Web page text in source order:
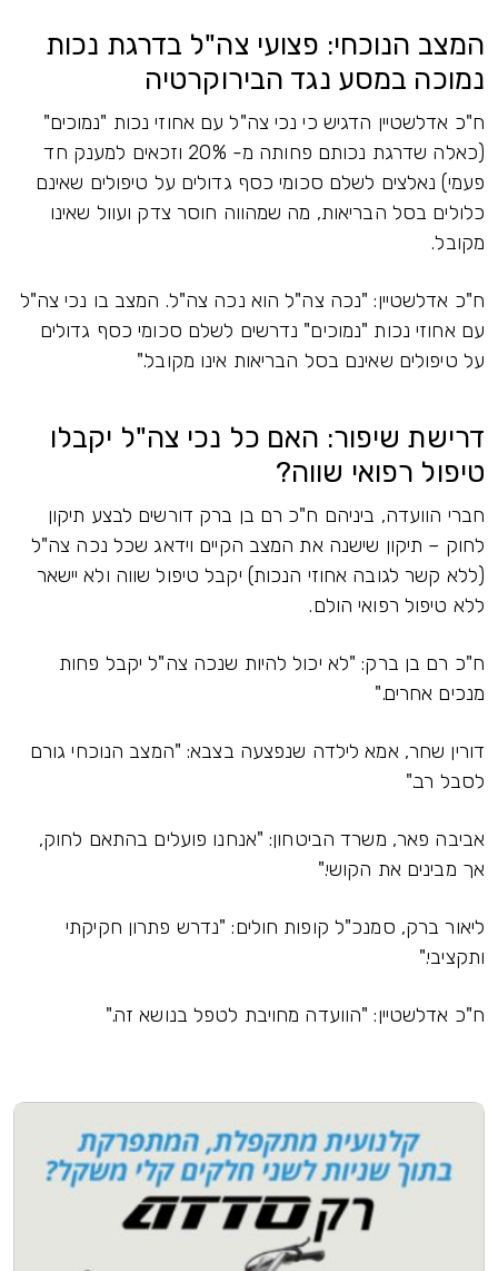
המצב הנוכחי: פצועי צה"ל בדרגת נכות
נמוכה במסע נגד הבירוקרטיה
ח"כ אדלשטיין הדגיש כי נכי צה"ל עם אחוזי נכות "נמוכים"
(כאלה שדרגת נכותם פחותה מ- 20% וזכאים למענק חד
פעמי) נאלצים לשלם סכומי כסף גדולים על טיפולים שאינם
כלולים בסל הבריאות, מה שמהווה חוסר צדק ועוול שאינו
מקובל.
ח"כ אדלשטיין: "נכה צה"ל הוא נכה צה"ל. המצב בו נכי צה"ל
עם אחוזי נכות "נמוכים" נדרשים לשלם סכומי כסף גדולים
על טיפולים שאינם בסל הבריאות אינו מקובל."
דרישת שיפור: האם כל נכי צה"ל יקבלו
טיפול רפואי שווה?
חברי הוועדה, ביניהם ח"כ רם בן ברק דורשים לבצע תיקון
לחוק – תיקון שישנה את המצב הקיים וידאג שכל נכה צה"ל
(ללא קשר לגובה אחוזי הנכות) יקבל טיפול שווה ולא יישאר
ללא טיפול רפואי הולם.
ח"כ רם בן ברק: "לא יכול להיות שנכה צה"ל יקבל פחות
מנכים אחרים."
דורין שחר, אמא לילדה שנפצעה בצבא: "המצב הנוכחי גורם
לסבל רב."
אביבה פאר, משרד הביטחון: "אנחנו פועלים בהתאם לחוק,
אך מבינים את הקושי."
ליאור ברק, סמנכ"ל קופות חולים: "נדרש פתרון חקיקתי
ותקציבי."
ח"כ אדלשטיין: "הוועדה מחויבת לטפל בנושא זה."